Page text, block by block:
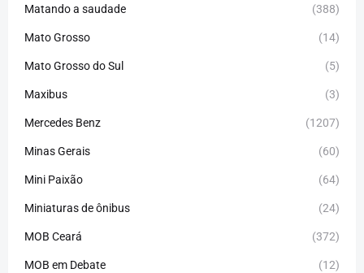
Matando a saudade (388)
Mato Grosso (14)
Mato Grosso do Sul (5)
Maxibus (3)
Mercedes Benz (1207)
Minas Gerais (60)
Mini Paixão (64)
Miniaturas de ônibus (24)
MOB Ceará (372)
MOB em Debate (12)